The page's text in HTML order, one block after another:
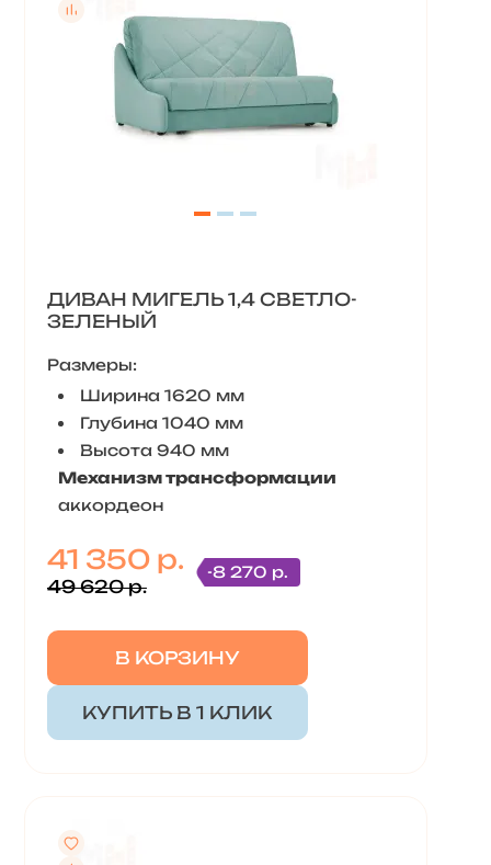
ДИВАН МИГЕЛЬ 1,4 СВЕТЛО-
ЗЕЛЕНЫЙ
Размеры:
Ширина 1620 мм
Глубина 1040 мм
Высота 940 мм
Механизм трансформации
аккордеон
41 350 р.
49 620 р.
-8 270 р.
В КОРЗИНУ
КУПИТЬ В 1 КЛИК